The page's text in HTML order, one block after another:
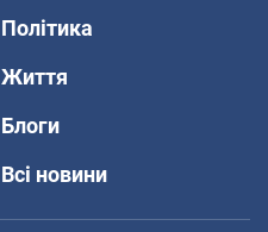
Політика
Життя
Блоги
Всі новини